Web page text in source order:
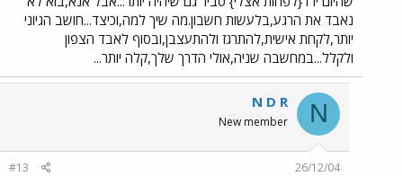
נאבד את הרגע,בלעשות חשבון.מה שיך למה,וכיצד...חושב הגיוני
יותר,לקחת אישית,להתרגז ולהתעצבן,ובסוף לאבד הצפון
ולקלל...במחשבה שניה,אולי הדרך שלך,קלה יותר...
N
N D R
New member
26/12/04
#13